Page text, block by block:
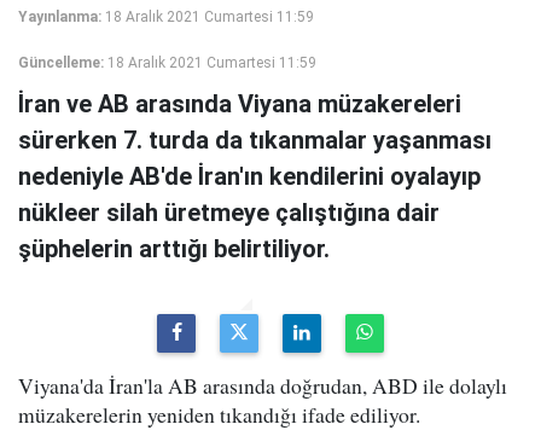
Yayınlanma: 18 Aralık 2021 Cumartesi 11:59
Güncelleme: 18 Aralık 2021 Cumartesi 11:59
İran ve AB arasında Viyana müzakereleri
sürerken 7. turda da tıkanmalar yaşanması
nedeniyle AB'de İran'ın kendilerini oyalayıp
nükleer silah üretmeye çalıştığına dair
şüphelerin arttığı belirtiliyor.
Viyana'da İran'la AB arasında doğrudan, ABD ile dolaylı
müzakerelerin yeniden tıkandığı ifade ediliyor.